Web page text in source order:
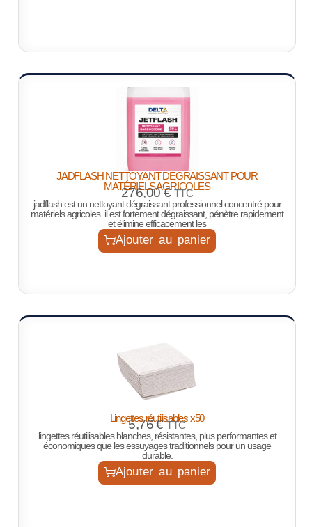
JADFLASH NETTOYANT DEGRAISSANT POUR
MATÉRIELS AGRICOLES
276,00€ TTC
jadflash est un nettoyant dégraissant professionnel concentré pour
matériels agricoles. il est fortement dégraissant, pénètre rapidement
et élimine efficacement les
Ajouter au panier
Lingettes réutilisables x50
5,76€ TTC
lingettes réutilisables blanches, résistantes, plus performantes et
économiques que les essuyages traditionnels pour un usage
durable.
Ajouter au panier